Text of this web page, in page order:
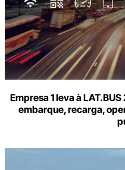
Empresa 1 leva à
embarque, recarga,